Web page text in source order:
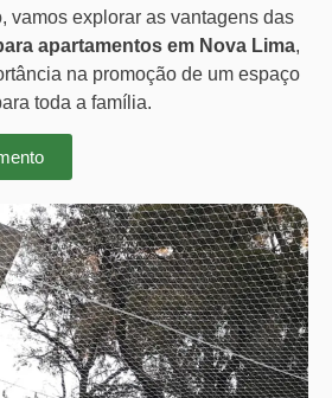
vamos explorar as vantagens das
apartamentos em Nova Lima,
na promoção de um espaço
toda a família.